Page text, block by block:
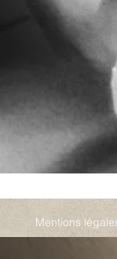
Mentions